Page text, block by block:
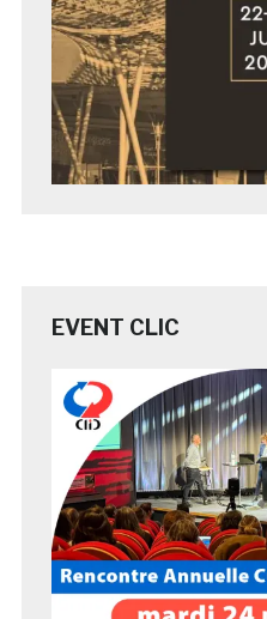
EVENT CLIC